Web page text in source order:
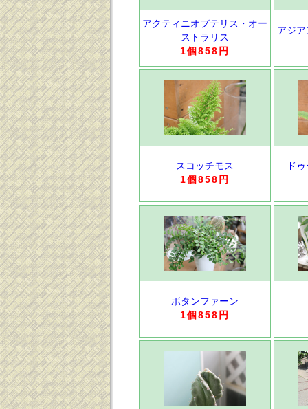
アクティニオプテリス・オー
ストラリス
1個858円
アジ
スコッチモス
1個858円
ド
ボタンファーン
1個858円